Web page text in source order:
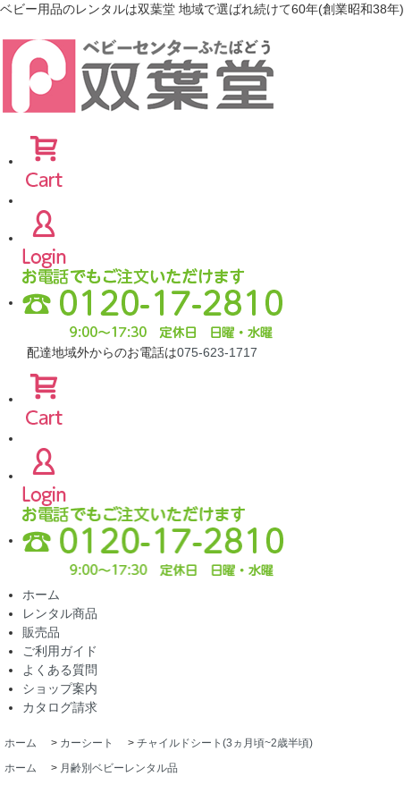
ベビー用品のレンタルは双葉堂 地域で選ばれ続けて60年(創業昭和38年)
配達地域外からのお電話は075-623-1717
ホーム
レンタル商品
販売品
ご利用ガイド
よくある質問
ショップ案内
カタログ請求
ホーム > カーシート > チャイルドシート(3ヵ月頃~2歳半頃)
ホーム
> 月齢別ベビーレンタル品